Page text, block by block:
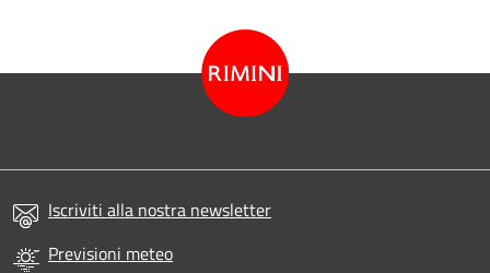
Iscriviti alla nostra newsletter
Previsioni meteo